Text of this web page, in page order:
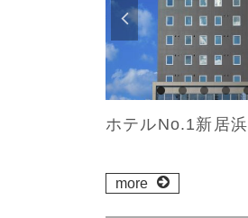
ホテルNo.1新居浜
more